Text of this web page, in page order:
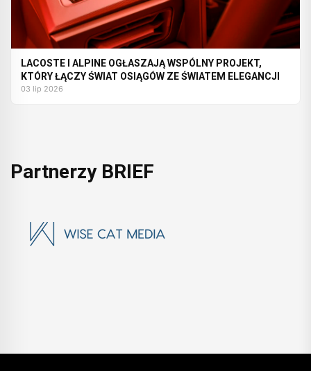
LACOSTE I ALPINE OGŁASZAJĄ WSPÓLNY PROJEKT,
KTÓRY ŁĄCZY ŚWIAT OSIĄGÓW ZE ŚWIATEM ELEGANCJI
03 lip 2026
Partnerzy BRIEF